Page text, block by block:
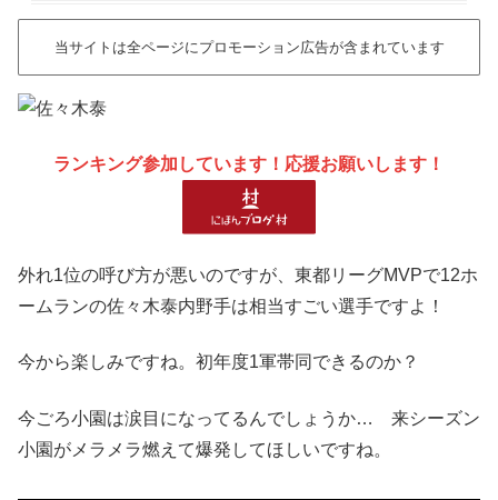
当サイトは全ページにプロモーション広告が含まれています
ランキング参加しています！応援お願いします！
外れ1位の呼び方が悪いのですが、東都リーグMVPで12ホ
ームランの佐々木泰内野手は相当すごい選手ですよ！
今から楽しみですね。初年度1軍帯同できるのか？
今ごろ小園は涙目になってるんでしょうか… 来シーズン
小園がメラメラ燃えて爆発してほしいですね。